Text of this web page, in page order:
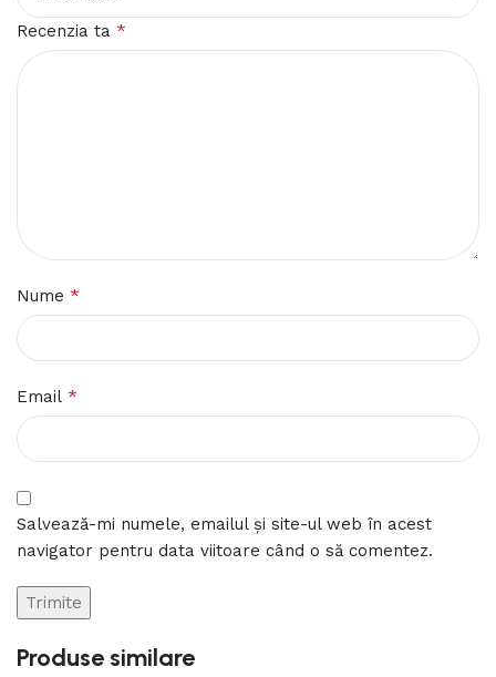
Recenzia ta *
Nume *
Email *
Salvează-mi numele, emailul și site-ul web în acest
navigator pentru data viitoare când o să comentez.
Produse similare